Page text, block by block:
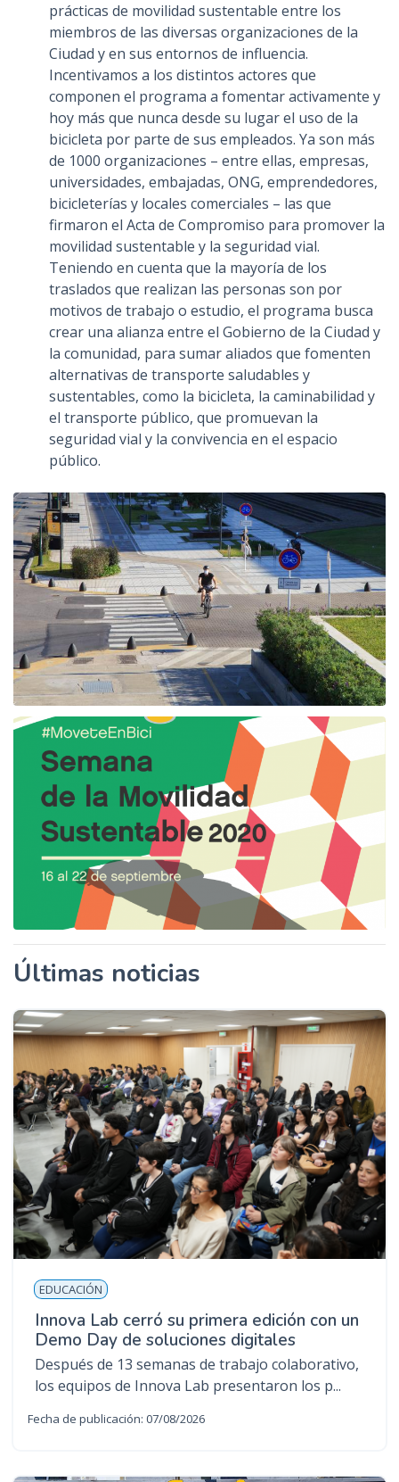
prácticas de movilidad sustentable entre los
miembros de las diversas organizaciones de la
Ciudad y en sus entornos de influencia.
Incentivamos a los distintos actores que
componen el programa a fomentar activamente y
hoy más que nunca desde su lugar el uso de la
bicicleta por parte de sus empleados. Ya son más
de 1000 organizaciones – entre ellas, empresas,
universidades, embajadas, ONG, emprendedores,
bicicleterías y locales comerciales – las que
firmaron el Acta de Compromiso para promover la
movilidad sustentable y la seguridad vial.
Teniendo en cuenta que la mayoría de los
traslados que realizan las personas son por
motivos de trabajo o estudio, el programa busca
crear una alianza entre el Gobierno de la Ciudad y
la comunidad, para sumar aliados que fomenten
alternativas de transporte saludables y
sustentables, como la bicicleta, la caminabilidad y
el transporte público, que promuevan la
seguridad vial y la convivencia en el espacio
público.
Últimas noticias
EDUCACIÓN
Innova Lab cerró su primera edición con un
Demo Day de soluciones digitales
Después de 13 semanas de trabajo colaborativo,
los equipos de Innova Lab presentaron los p...
Fecha de publicación: 07/08/2026